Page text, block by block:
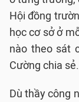
Hội đồng
học cơ sở ở
nào theo sát
Cường chia sẻ.
Dù thầy công